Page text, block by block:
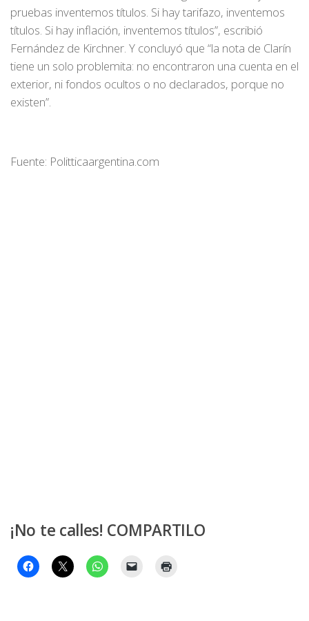
pruebas inventemos títulos. Si hay tarifazo, inventemos
títulos. Si hay inflación, inventemos títulos”, escribió
Fernández de Kirchner. Y concluyó que “la nota de Clarín
tiene un solo problemita: no encontraron una cuenta en el
exterior, ni fondos ocultos o no declarados, porque no
existen”.
Fuente: Politticaargentina.com
¡No te calles! COMPARTILO